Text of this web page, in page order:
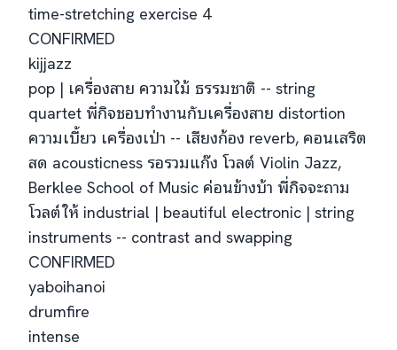
time-stretching exercise 4
CONFIRMED
kijjazz
pop | เครื่องสาย ความไม้ ธรรมชาติ -- string
quartet พี่กิจชอบทำงานกับเครื่องสาย distortion
ความเบี้ยว เครื่องเป่า -- เสียงก้อง reverb, คอนเสริต
สด acousticness รอรวมแก๊ง โวลต์ Violin Jazz,
Berklee School of Music ค่อนข้างบ้า พี่กิจจะถาม
โวลต์ให้ industrial | beautiful electronic | string
instruments -- contrast and swapping
CONFIRMED
yaboihanoi
drumfire
intense